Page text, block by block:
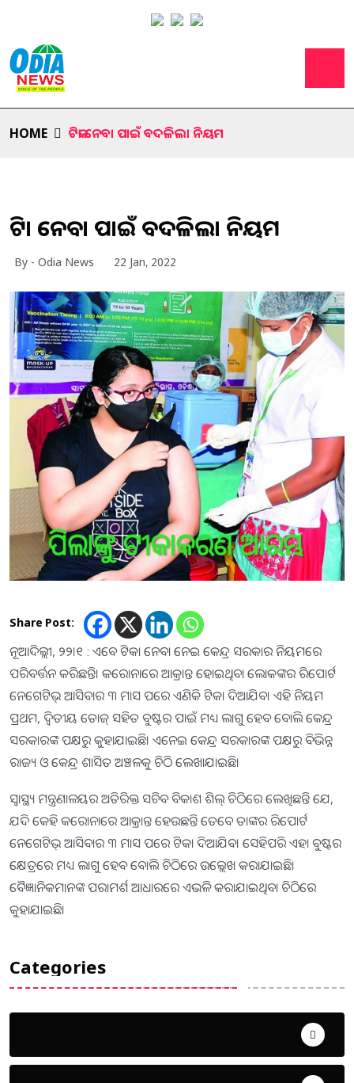
HOME ଟିକା ନେବା ପାଇଁ ବଦଳିଲା ନିୟମ
ଟିକା ନେବା ପାଇଁ ବଦଳିଲା ନିୟମ
By - Odia News 22 Jan, 2022
Share Post:
ନୂଆଦିଲ୍ଲୀ, ୨୨।୧ : ଏବେ ଟିକା ନେବା ନେଇ କେନ୍ଦ୍ର ସରକାର ନିୟମରେ
ପରିବର୍ତ୍ତନ କରିଛନ୍ତି। କରୋନାରେ ଆକ୍ରାନ୍ତ ହୋଇଥିବା ଲୋକଙ୍କର ରିପୋର୍ଟ
ନେଗେଟିଭ୍‌ ଆସିବାର ୩ ମାସ ପରେ ଏଣିକି ଟିକା ଦିଆଯିବ। ଏହି ନିୟମ
ପ୍ରଥମ, ଦ୍ୱିତୀୟ ଡୋଜ୍‌ ସହିତ ବୁଷ୍ଟର ପାଇଁ ମଧ୍ୟ ଲାଗୁ ହେବ ବୋଲି କେନ୍ଦ୍ର
ସରକାରଙ୍କ ପକ୍ଷରୁ କୁହାଯାଇଛି। ଏନେଇ କେନ୍ଦ୍ର ସରକାରଙ୍କ ପକ୍ଷରୁ ବିଭିନ୍ନ
ରାଜ୍ୟ ଓ କେନ୍ଦ୍ର ଶାସିତ ଅଞ୍ଚଳକୁ ଚିଠି ଲେଖାଯାଇଛି।
ସ୍ବାସ୍ଥ୍ୟ ମନ୍ତ୍ରଣାଳୟର ଅତିରିକ୍ତ ସଚିବ ବିକାଶ ଶିଲ୍‌ ଚିଠିରେ ଲେଖିଛନ୍ତି ଯେ,
ଯଦି କେହି କରୋନାରେ ଆକ୍ରାନ୍ତ ହେଉଛନ୍ତି ତେବେ ତାଙ୍କର ରିପୋର୍ଟ
ନେଗେଟିଭ୍‌ ଆସିବାର ୩ ମାସ ପରେ ଟିକା ଦିଆଯିବ। ସେହିପରି ଏହା ବୁଷ୍ଟର
କ୍ଷେତ୍ରରେ ମଧ୍ୟ ଲାଗୁ ହେବ ବୋଲି ଚିଠିରେ ଉଲ୍ଲେଖ କରାଯାଇଛି।
ବୈଜ୍ଞାନିକମାନଙ୍କ ପରାମର୍ଶ ଆଧାରରେ ଏଭଳି କରାଯାଇଥିବା ଚିଠିରେ
କୁହାଯାଇଛି।
Categories